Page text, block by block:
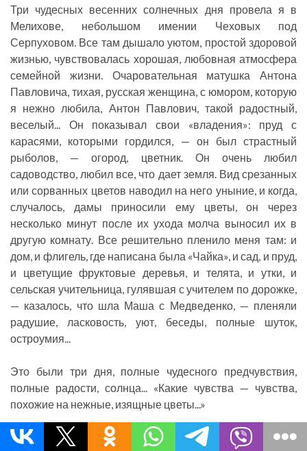
Три чудесных весенних солнечных дня провела я в
Мелихове, небольшом имении Чеховых под
Серпуховом. Все там дышало уютом, простой здоровой
жизнью, чувствовалась хорошая, любовная атмосфера
семейной жизни. Очаровательная матушка Антона
Павловича, тихая, русская женщина, с юмором, которую
я нежно любила, Антон Павлович, такой радостный,
веселый... Он показывал свои «владения»: пруд с
карасями, которыми гордился, — он был страстный
рыболов, — огород, цветник. Он очень любил
садоводство, любил все, что дает земля. Вид срезанных
или сорванных цветов наводил на него уныние, и когда,
случалось, дамы приносили ему цветы, он через
несколько минут после их ухода молча выносил их в
другую комнату. Все решительно пленило меня там: и
дом, и флигель, где написана была «Чайка», и сад, и пруд,
и цветущие фруктовые деревья, и телята, и утки, и
сельская учительница, гулявшая с учителем по дорожке,
— казалось, что шла Маша с Медведенко, — пленяли
радушие, ласковость, уют, беседы, полные шуток,
остроумия...
Это были три дня, полные чудесного предчувствия,
полные радости, солнца... «Какие чувства — чувства,
похожие на нежные, изящные цветы...»
Кончился сезон, и я уехала отдыхать на Кавказ, где жил